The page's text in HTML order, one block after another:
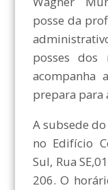
posse da
posses dos
acompanha
prepara para
A subsede
no Edifício
Sul, Rua
206. O